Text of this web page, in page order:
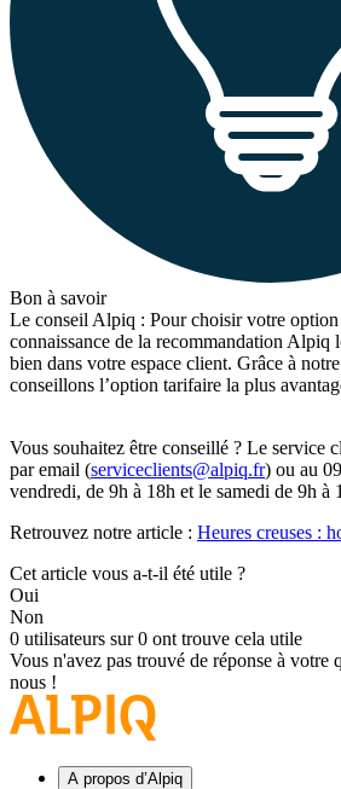
Bon à savoir
Le conseil Alpiq : Pour choisir votre
connaissance de la recommandation Alpiq
bien dans votre espace client. Grâce à
conseillons l’option tarifaire la plus
Vous souhaitez être conseillé ? Le service
par email (serviceclients@alpiq.fr) ou au
vendredi, de 9h à 18h et le samedi de 9h à
Retrouvez notre article : Heures creuses :
Cet article vous a-t-il été utile ?
Oui
Non
0 utilisateurs sur 0 ont trouve cela utile
Vous n'avez pas trouvé de réponse à votre
nous !
A propos d’Alpiq